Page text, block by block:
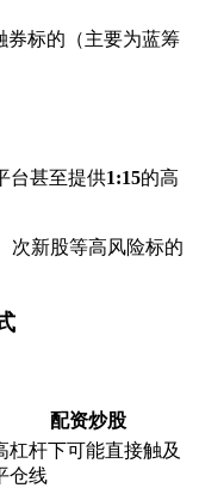
券标的（主要为蓝筹
台甚至提供1:15的高
次新股等高风险标的
配资炒股
杠杆下可能直接触及
仓线